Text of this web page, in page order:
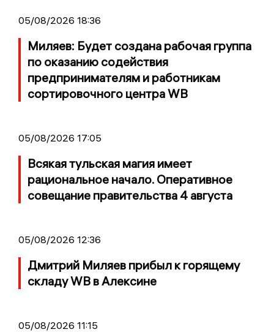
05/08/2026 18:36
Миляев: Будет создана рабочая группа
по оказанию содействия
предпринимателям и работникам
сортировочного центра WB
05/08/2026 17:05
Всякая тульская магия имеет
рациональное начало. Оперативное
совещание правительства 4 августа
05/08/2026 12:36
Дмитрий Миляев прибыл к горящему
складу WB в Алексине
05/08/2026 11:15